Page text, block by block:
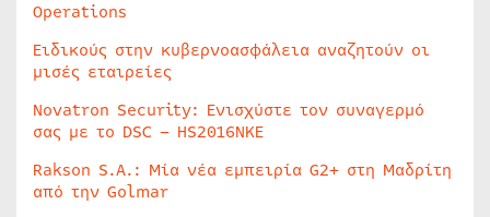
Operations
Ειδικούς στην κυβερνοασφάλεια αναζητούν οι
μισές εταιρείες
Novatron Security: Ενισχύστε τον συναγερμό
σας με το DSC – HS2016NKE
Rakson S.A.: Μία νέα εμπειρία G2+ στη Μαδρίτη
από την Golmar